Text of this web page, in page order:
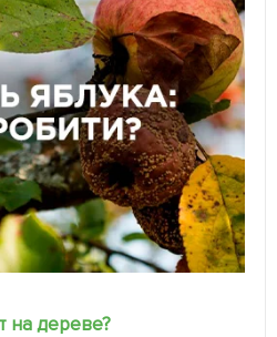
на дереве?